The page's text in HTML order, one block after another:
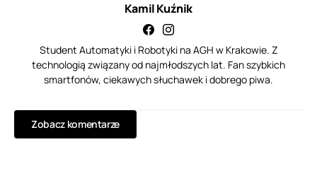
Kamil Kuźnik
Student Automatyki i Robotyki na AGH w Krakowie. Z
technologią związany od najmłodszych lat. Fan szybkich
smartfonów, ciekawych słuchawek i dobrego piwa.
Zobacz komentarze